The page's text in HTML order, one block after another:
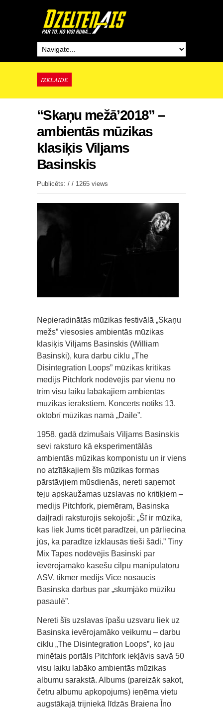
IZKLAIDE
“Skaņu mežā’2018” –
ambientās mūzikas
klasiķis Viljams
Basinskis
Publicēts: / / 1265 views
Nepieradinātās mūzikas festivālā „Skaņu
mežs” viesosies ambientās mūzikas
klasiķis Viljams Basinskis (William
Basinski), kura darbu ciklu „The
Disintegration Loops” mūzikas kritikas
medijs Pitchfork nodēvējis par vienu no
trim visu laiku labākajiem ambientās
mūzikas ierakstiem. Koncerts notiks 13.
oktobrī mūzikas namā „Daile”.
1958. gadā dzimušais Viljams Basinskis
sevi raksturo kā eksperimentālās
ambientās mūzikas komponistu un ir viens
no atzītākajiem šīs mūzikas formas
pārstāvjiem mūsdienās, nereti saņemot
teju apskaužamas uzslavas no kritiķiem –
medijs Pitchfork, piemēram, Basinska
daiļradi raksturojis sekojoši: „Šī ir mūzika,
kas liek Jums ticēt paradīzei, un pārliecina
jūs, ka paradīze izklausās tieši šādi.” Tiny
Mix Tapes nodēvējis Basinski par
ievērojamāko kasešu cilpu manipulatoru
ASV, tikmēr medijs Vice nosaucis
Basinska darbus par „skumjāko mūziku
pasaulē”.
Nereti šīs uzslavas īpašu uzsvaru liek uz
Basinska ievērojamāko veikumu – darbu
ciklu „The Disintegration Loops”, ko jau
minētais portāls Pitchfork iekļāvis savā 50
visu laiku labāko ambientās mūzikas
albumu sarakstā. Albums (pareizāk sakot,
četru albumu apkopojums) ieņēma vietu
augstākajā trijniekā līdzās Braiena Īno